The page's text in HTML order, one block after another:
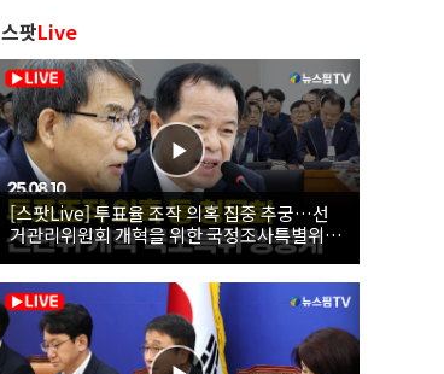
스팟Live
[스팟Live] 투표율 조작 의혹 집중 추궁…선
거관리위원회 개혁을 위한 국정조사특별위원
회 | 26.08.10